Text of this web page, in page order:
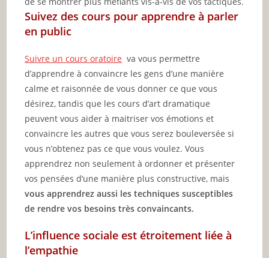
Suivez des cours pour apprendre à parler
en public
Suivre un cours oratoire va vous permettre
d’apprendre à convaincre les gens d’une manière
calme et raisonnée de vous donner ce que vous
désirez, tandis que les cours d’art dramatique
peuvent vous aider à maitriser vos émotions et
convaincre les autres que vous serez bouleversée si
vous n’obtenez pas ce que vous voulez. Vous
apprendrez non seulement à ordonner et présenter
vos pensées d’une manière plus constructive, mais
vous apprendrez aussi les techniques susceptibles
de rendre vos besoins très convaincants.
L’influence sociale est étroitement liée à
l’empathie